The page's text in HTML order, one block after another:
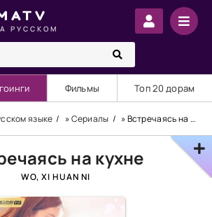
РУССКОМ
Фильмы Топ 20 дорам
языке »Сериалы » Встречаясь на кухне
на кухне
WO, XI HUAN NI